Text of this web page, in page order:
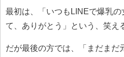
最初は、「いつもLINEで爆乳
て、ありがとう」という、笑え
だが最後の方では、「まだまだ